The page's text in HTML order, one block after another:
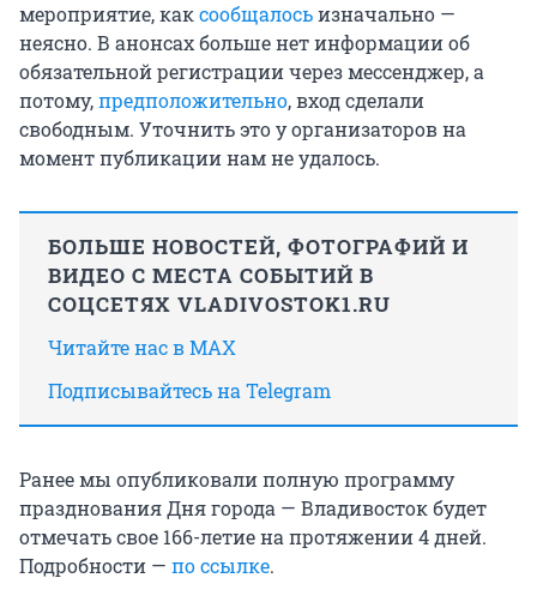
мероприятие, каксообщалосьизначально —
неясно. В анонсах больше нет информации об
обязательной регистрации через мессенджер, а
потому,предположительно, вход сделали
свободным. Уточнить это у организаторов на
момент публикации нам не удалось.
БОЛЬШЕ НОВОСТЕЙ, ФОТОГРАФИЙ И
ВИДЕО С МЕСТА СОБЫТИЙ В
СОЦСЕТЯХ VLADIVOSTOK1.RU
Читайте нас в MAX
Подписывайтесь на Telegram
Ранее мы опубликовали полную программу
празднования Дня города — Владивосток будет
отмечать свое 166-летие на протяжении 4 дней.
Подробности — по ссылке.